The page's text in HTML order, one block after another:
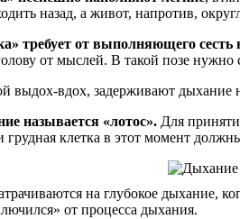
назад, а живот, напротив,
требует от выполняющего сесть
от мыслей. В такой позе
выдох-вдох, задерживают дыхание
называется «лотос». Для
грудная клетка в этот момент
на глубокое дыхание,
от процесса дыхания.